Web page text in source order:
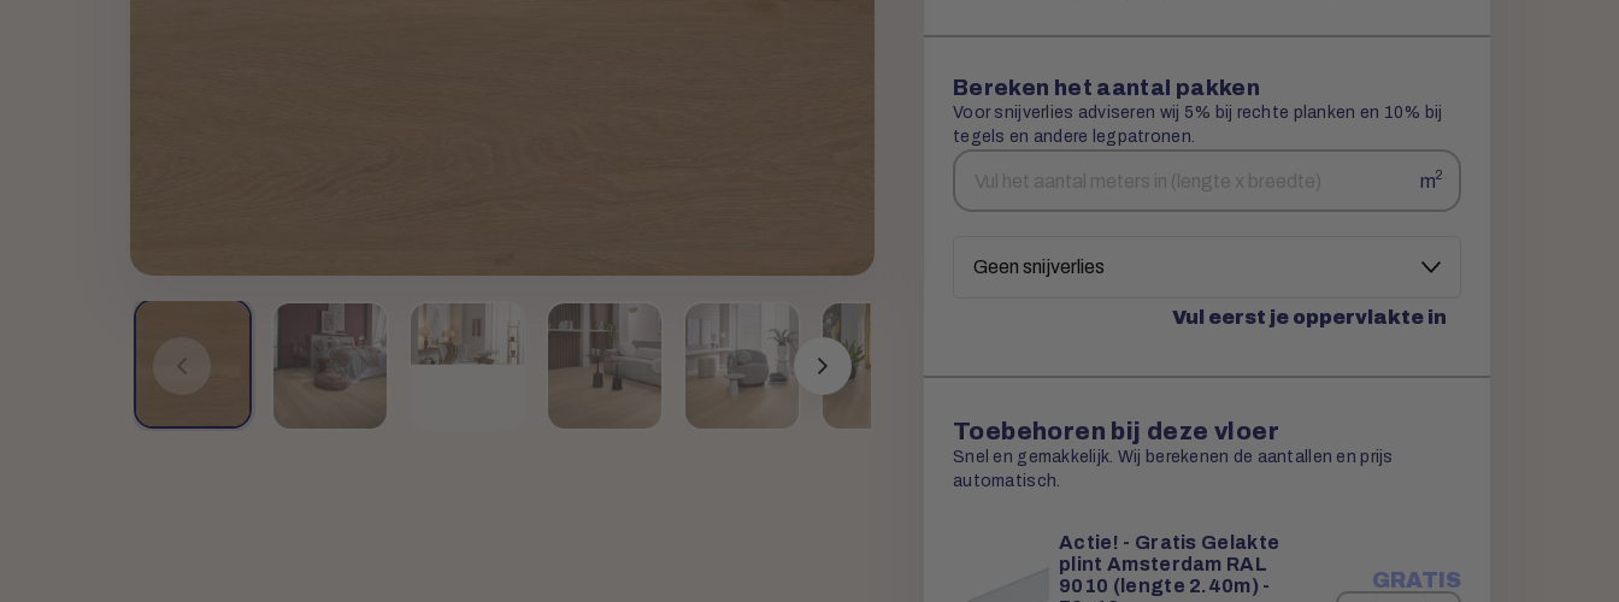
Bereken het aantal pakken
Voor snijverlies adviseren wij 5% bij rechte planken en 10% bij
tegels en andere legpatronen.
Aantal
vierkante
m2
Snijverlies
Vul eerst je oppervlakte in
Toebehoren bij deze vloer
Snel en gemakkelijk. Wij berekenen de aantallen en prijs
automatisch.
Actie! - Gratis Gelakte
plint Amsterdam RAL
9010 (lengte 2.40m) -
GRATIS